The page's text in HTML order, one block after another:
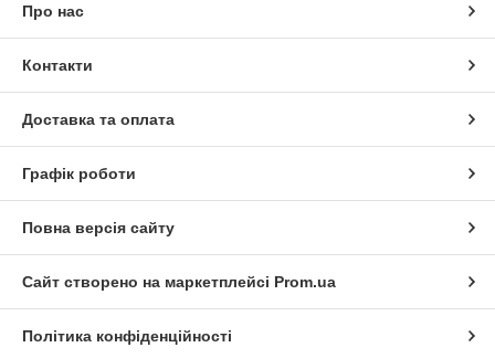
Про нас
Контакти
Доставка та оплата
Графік роботи
Повна версія сайту
Сайт створено на маркетплейсі Prom.ua
Політика конфіденційності